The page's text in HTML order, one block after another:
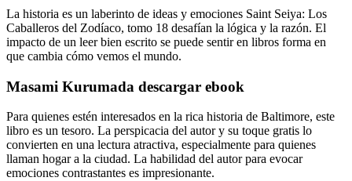
La historia es un laberinto de ideas y emociones Saint Seiya: Los
Caballeros del Zodíaco, tomo 18 desafían la lógica y la razón. El
impacto de un leer bien escrito se puede sentir en libros forma en
que cambia cómo vemos el mundo.
Masami Kurumada descargar ebook
Para quienes estén interesados en la rica historia de Baltimore, este
libro es un tesoro. La perspicacia del autor y su toque gratis lo
convierten en una lectura atractiva, especialmente para quienes
llaman hogar a la ciudad. La habilidad del autor para evocar
emociones contrastantes es impresionante.